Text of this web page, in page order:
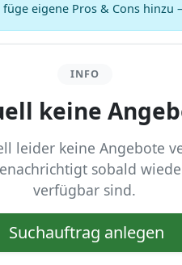
eigene Pros & Cons hinzu
INFO
keine
leider keine Angebote
sobald
verfügbar sind.
Suchauftrag anlegen